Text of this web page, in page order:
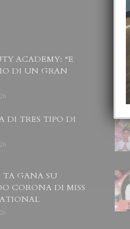
ACADEMY: “E
DI UN GRAN
DI TRES TIPO DI
TA GANA SU
CORONA DI MISS